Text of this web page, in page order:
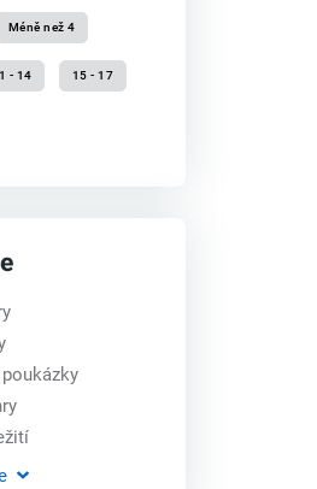
Méně než 4
- 14 15 - 17